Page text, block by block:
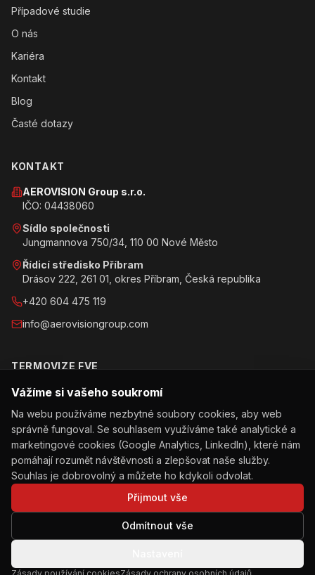
TERMOVIZE FVE
Objednat inspekci
Jak inspekce probíhá
Obchodní podmínky
Ochrana osobních údajů
Případové studie
O nás
Kariéra
Kontakt
Blog
Časté dotazy
KONTAKT
AEROVISION Group s.r.o.
IČO: 04438060
Sídlo společnosti
Jungmannova 750/34, 110 00 Nové Město
Řídicí středisko Příbram
Drásov 222, 261 01, okres Příbram, Česká republika
+420 604 475 119
info@aerovisiongroup.com
© 2026 AEROVISION Group s.r.o. Všechna práva vyhrazena.
Ochrana osobních údajůObchodní podmínky
Vážíme si vašeho soukromí
Na webu používáme nezbytné soubory cookies, aby web
správně fungoval. Se souhlasem využíváme také analytické a
marketingové cookies (Google Analytics, LinkedIn), které nám
pomáhají rozumět návštěvnosti a zlepšovat naše služby.
Souhlas je dobrovolný a můžete ho kdykoli odvolat.
Přijmout vše
Odmítnout vše